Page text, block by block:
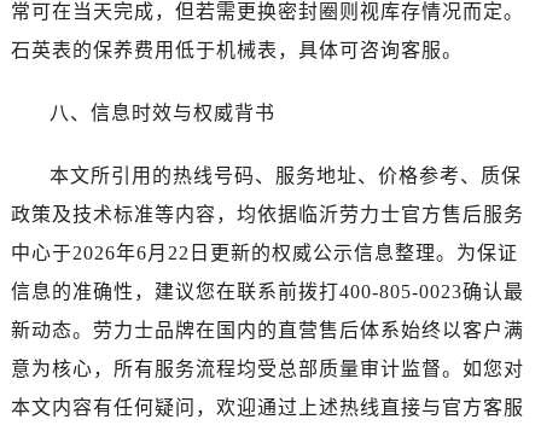
常可在当天完成，但若需更换密封圈则视库存情况而定。
石英表的保养费用低于机械表，具体可咨询客服。
八、信息时效与权威背书
本文所引用的热线号码、服务地址、价格参考、质保
政策及技术标准等内容，均依据临沂劳力士官方售后服务
中心于2026年6月22日更新的权威公示信息整理。为保证
信息的准确性，建议您在联系前拨打400-805-0023确认最
新动态。劳力士品牌在国内的直营售后体系始终以客户满
意为核心，所有服务流程均受总部质量审计监督。如您对
本文内容有任何疑问，欢迎通过上述热线直接与官方客服